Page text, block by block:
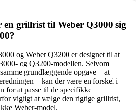
grillrist til Weber Q3000 sig
og Weber Q3200 er designet til at
og Q3200-modellen. Selvom
grundlæggende opgave – at
– kan der være en forskel i
for at passe til de specifikke
vigtigt at vælge den rigtige grillrist,
Weber-model.